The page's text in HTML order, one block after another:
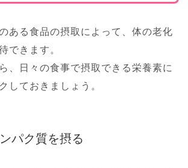
ある食品の摂取によって、体の老化
できます。
、日々の食事で摂取できる栄養素に
しておきましょう。
パク質を摂る